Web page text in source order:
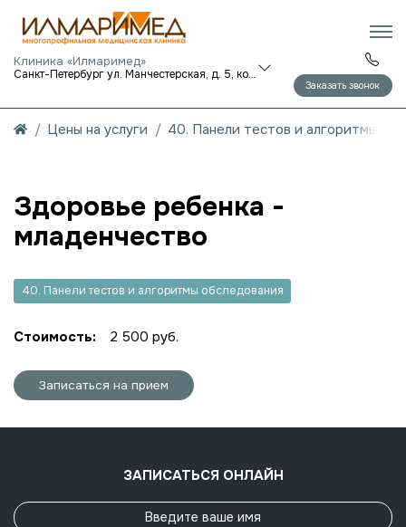
Клиника «Илмаримед»
Санкт-Петербург ул. Манчестерская, д. 5, корп. 1
Заказать звонок
Цены на услуги 40. Панели тестов и алгоритмы
Здоровье ребенка -
младенчество
40. Панели тестов и алгоритмы обследования
Стоимость: 2 500 руб.
Записаться на прием
ЗАПИСАТЬСЯ ОНЛАЙН